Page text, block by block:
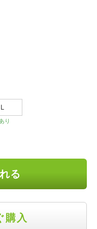
り
る
購入